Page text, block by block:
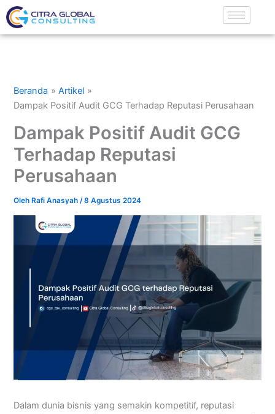
Lewati
ke
konten
Beranda
Artikel
Dampak Positif Audit GCG Terhadap Reputasi Perusahaan
Dampak Positif Audit GCG
Terhadap Reputasi
Perusahaan
Oleh Rafi Anasyah/8 Agustus 2024
Dalam dunia bisnis yang semakin kompetitif, reputasi